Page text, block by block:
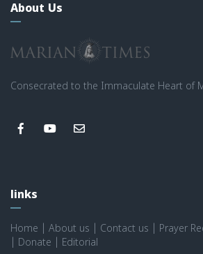
About Us
Consecrated to the Immaculate Heart of
links
Home About us Contact us Prayer
Donate Editorial